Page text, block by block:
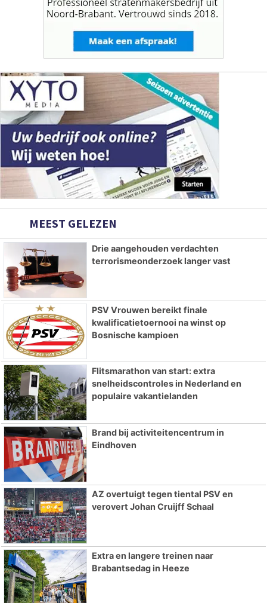
MEEST GELEZEN
Drie aangehouden verdachten
terrorismeonderzoek langer vast
PSV Vrouwen bereikt finale
kwalificatietoernooi na winst op
Bosnische kampioen
Flitsmarathon van start: extra
snelheidscontroles in Nederland en
populaire vakantielanden
Brand bij activiteitencentrum in
Eindhoven
AZ overtuigt tegen tiental PSV en
verovert Johan Cruijff Schaal
Extra en langere treinen naar
Brabantsedag in Heeze